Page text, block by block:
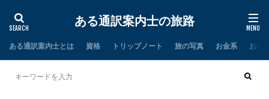
ある通訳案内士の旅路
ある通訳案内士とは 資格 トリップノート 旅の写真 お金系 お仕